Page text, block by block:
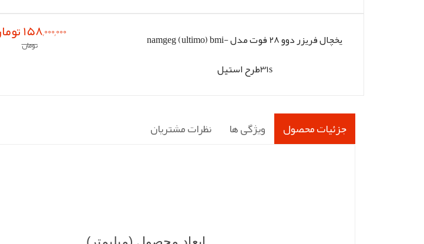
یخچال فریزر دوو 28 فوت مدل namgeg (ultimo) bmi-
31sطرح استیل
158,000,000 تومان
تومان
جزئیات محصول ویژگی ها نظرات مشتریان
ابعاد محصول (میلیمتر)